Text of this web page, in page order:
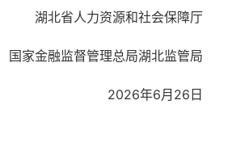
湖北省人力资源和社会保障厅
国家金融监督管理总局湖北监管局
2026年6月26日